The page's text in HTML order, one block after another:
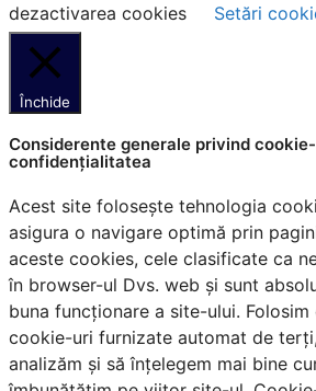
dezactivarea cookies
Setări
Închide
Considerente generale privind
confidențialitatea
Acest site folosește tehnologia
asigura o navigare optimă prin
aceste cookies, cele clasificate ca
în browser-ul Dvs. web și sunt
buna funcționare a site-ului. Folosim
cookie-uri furnizate automat de
analizăm și să înțelegem mai bine